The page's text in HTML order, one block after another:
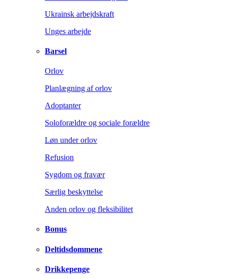
Ukrainsk arbejdskraft
Unges arbejde
Barsel
Orlov
Planlægning af orlov
Adoptanter
Soloforældre og sociale forældre
Løn under orlov
Refusion
Sygdom og fravær
Særlig beskyttelse
Anden orlov og fleksibilitet
Bonus
Deltidsdommene
Drikkepenge